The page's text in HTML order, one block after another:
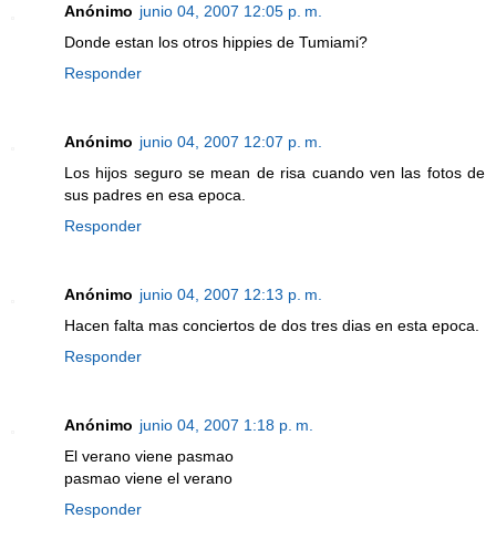
Anónimo junio 04, 2007 12:05 p. m.
Donde estan los otros hippies de Tumiami?
Responder
Anónimo junio 04, 2007 12:07 p. m.
Los hijos seguro se mean de risa cuando ven las fotos de
sus padres en esa epoca.
Responder
Anónimo junio 04, 2007 12:13 p. m.
Hacen falta mas conciertos de dos tres dias en esta epoca.
Responder
Anónimo junio 04, 2007 1:18 p. m.
El verano viene pasmao
pasmao viene el verano
Responder